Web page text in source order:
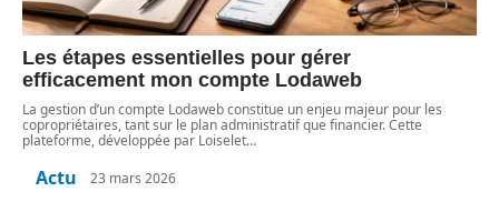
Les étapes essentielles pour gérer
efficacement mon compte Lodaweb
La gestion d’un compte Lodaweb constitue un enjeu majeur pour les
copropriétaires, tant sur le plan administratif que financier. Cette
plateforme, développée par Loiselet…
Actu 23 mars 2026